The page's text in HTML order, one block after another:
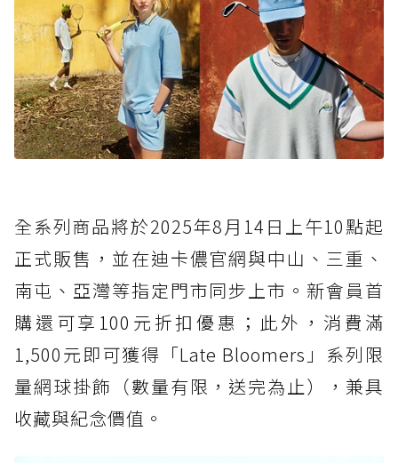
全系列商品將於2025年8月14日上午10點起
正式販售，並在迪卡儂官網與中山、三重、
南屯、亞灣等指定門市同步上市。新會員首
購還可享100元折扣優惠；此外，消費滿
1,500元即可獲得「Late Bloomers」系列限
量網球掛飾（數量有限，送完為止），兼具
收藏與紀念價值。